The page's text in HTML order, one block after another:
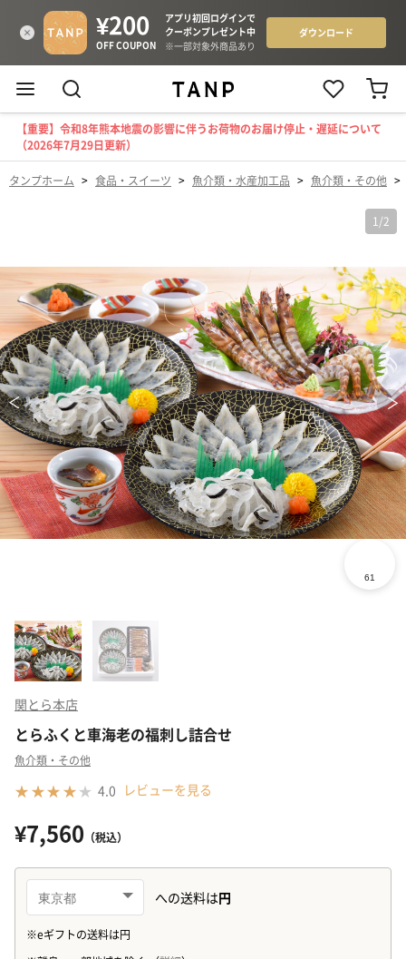
【重要】令和8年熊本地震の影響に伴うお荷物のお届け停止・遅延について
（2026年7月29日更新）
タンプホーム > 食品・スイーツ > 魚介類・水産加工品 > 魚介類・その他 >
1 /2
関とら本店
とらふくと車海老の福刺し詰合せ
魚介類・その他
4.0 レビューを見る
¥7,560 （税込）